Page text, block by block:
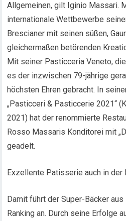
Allgemeinen, gilt Iginio Massari.
internationale Wettbewerbe
Brescianer mit seinen süßen,
gleichermaßen betörenden
Mit seiner Pasticceria Veneto,
es der inzwischen 79-jährige
höchsten Ehren gebracht. In
„Pasticceri & Pasticcerie 2021“
2021) hat der renommierte
Rosso Massaris Konditorei mit
geadelt.
Exzellente Patisserie auch in der
Damit führt der Super-Bäcker
Ranking an. Durch seine Erfolge